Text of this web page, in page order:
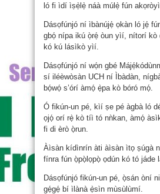
ló fi ìdí ìṣẹ̀lẹ̀ náà múlẹ̀ fún
Dásọfúnjó ní ìbànújẹ́ ọkàn ló jẹ́
gbọ́ nípa ikú ọ̀rẹ́ òun yìí, nítorí kò
kó kú lásìkò yìí.
Dásọfúnjó ní wọ́n gbé
sí iléèwòsàn UCH ní Ìbàdàn,
bọ́wọ́ s’órí àmọ́ ẹ̀pa kò bóró mọ́.
Ó fikún-un pé, kìí ṣe pé àgbà ló
ọjọ́ orí rẹ̀ kò tíì tó nǹkan, àmọ́
fi di èrò ọ̀run.
Àìsàn kídìnrín àti àìsàn ìtọ ṣúgà
fínra fún ọ̀pọ̀lọpọ̀ ọdún kó tó jáde
Dásọfúnjó fikún-un pé, ọ̀sán òní
gẹ́gẹ́ bí ìlànà ẹ̀sìn mùsùlùmí.